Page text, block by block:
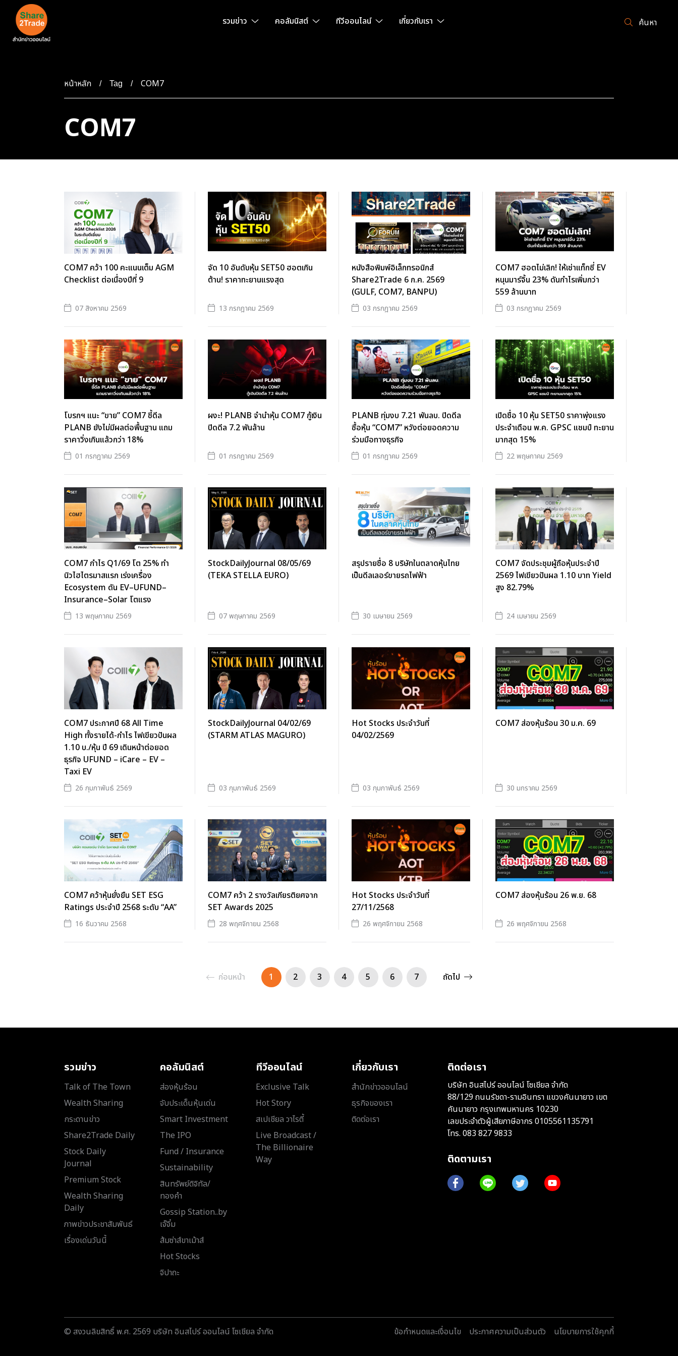
รวมข่าว คอลัมนิสต์ ทีวีออนไลน์ เกี่ยวกับเรา ค้นหา
หน้าหลัก Tag COM7
COM7
COM7 คว้า 100 คะแนนเต็ม AGM
Checklist ต่อเนื่องปีที่ 9
07 สิงหาคม 2569
จัด 10 อันดับหุ้น SET50 ฮอตเกิน
ต้าน! ราคาทะยานแรงสุด
13 กรกฎาคม 2569
หนังสือพิมพ์อิเล็กทรอนิกส์
Share2Trade 6 ก.ค. 2569
(GULF, COM7, BANPU)
03 กรกฎาคม 2569
COM7 ฮอตไม่เลิก! ให้เช่าแท็กซี่ EV
หนุนมาร์จิ้น 23% ดันกำไรเพิ่มกว่า
559 ล้านบาท
03 กรกฎาคม 2569
โบรกฯ แนะ “ขาย” COM7 ชี้ดีล
PLANB ยังไม่มีผลต่อพื้นฐาน แถม
ราคาวิ่งเกินแล้วกว่า 18%
01 กรกฎาคม 2569
ผงะ! PLANB จำนำหุ้น COM7 กู้เงิน
ปิดดีล 7.2 พันล้าน
01 กรกฎาคม 2569
PLANB ทุ่มงบ 7.21 พันลบ. ปิดดีล
ซื้อหุ้น “COM7” หวังต่อยอดความ
ร่วมมือทางธุรกิจ
01 กรกฎาคม 2569
เปิดชื่อ 10 หุ้น SET50 ราคาพุ่งแรง
ประจำเดือน พ.ค. GPSC แชมป์ ทะยาน
มากสุด 15%
22 พฤษภาคม 2569
COM7 กำไร Q1/69 โต 25% ทำ
นิวไฮไตรมาสแรก เร่งเครื่อง
Ecosystem ดัน EV–UFUND–
Insurance–Solar โตแรง
13 พฤษภาคม 2569
StockDailyJournal 08/05/69
(TEKA STELLA EURO)
07 พฤษภาคม 2569
สรุปรายชื่อ 8 บริษัทในตลาดหุ้นไทย
เป็นดีลเลอร์ขายรถไฟฟ้า
30 เมษายน 2569
COM7 จัดประชุมผู้ถือหุ้นประจำปี
2569 ไฟเขียวปันผล 1.10 บาท Yield
สูง 82.79%
24 เมษายน 2569
COM7 ประกาศปี 68 All Time
High ทั้งรายได้-กำไร ไฟเขียวปันผล
1.10 บ./หุ้น ปี 69 เดินหน้าต่อยอด
ธุรกิจ UFUND – iCare – EV –
Taxi EV
26 กุมภาพันธ์ 2569
StockDailyJournal 04/02/69
(STARM ATLAS MAGURO)
03 กุมภาพันธ์ 2569
Hot Stocks ประจำวันที่
04/02/2569
03 กุมภาพันธ์ 2569
COM7 ส่องหุ้นร้อน 30 ม.ค. 69
30 มกราคม 2569
COM7 คว้าหุ้นยั่งยืน SET ESG
Ratings ประจำปี 2568 ระดับ “AA”
16 ธันวาคม 2568
COM7 คว้า 2 รางวัลเกียรติยศจาก
SET Awards 2025
28 พฤศจิกายน 2568
Hot Stocks ประจำวันที่
27/11/2568
26 พฤศจิกายน 2568
COM7 ส่องหุ้นร้อน 26 พ.ย. 68
26 พฤศจิกายน 2568
ก่อนหน้า 1 2 3 4 5 6 7 ถัดไป
รวมข่าว
Talk of The Town
Wealth Sharing
กระดานข่าว
Share2Trade Daily
Stock Daily
Journal
Premium Stock
Wealth Sharing
Daily
ภาพข่าวประชาสัมพันธ์
เรื่องเด่นวันนี้
คอลัมนิสต์
ส่องหุ้นร้อน
จับประเด็นหุ้นเด่น
Smart Investment
The IPO
Fund / Insurance
Sustainability
สินทรัพย์ดิจิทัล/
ทองคำ
Gossip Station..by
เจ๊จิ๋ม
ส้มซ่าส์ขาเม้าส์
Hot Stocks
จิปาถะ
ทีวีออนไลน์
Exclusive Talk
Hot Story
สเปเชียล วาไรตี้
Live Broadcast /
The Billionaire
Way
เกี่ยวกับเรา
สำนักข่าวออนไลน์
ธุรกิจของเรา
ติดต่อเรา
ติดต่อเรา
บริษัท อินสไปร์ ออนไลน์ โซเชียล จำกัด
88/129 ถนนรัชดา-รามอินทรา แขวงคันนายาว เขต
คันนายาว กรุงเทพมหานคร 10230
เลขประจำตัวผู้เสียภาษีอากร 0105561135791
โทร. 083 827 9833
ติดตามเรา
© สงวนลิขสิทธิ์ พ.ศ. 2569 บริษัท อินสไปร์ ออนไลน์ โซเชียล จำกัด ข้อกำหนดและเงื่อนไข ประกาศความเป็นส่วนตัว นโยบายการใช้คุกกี้